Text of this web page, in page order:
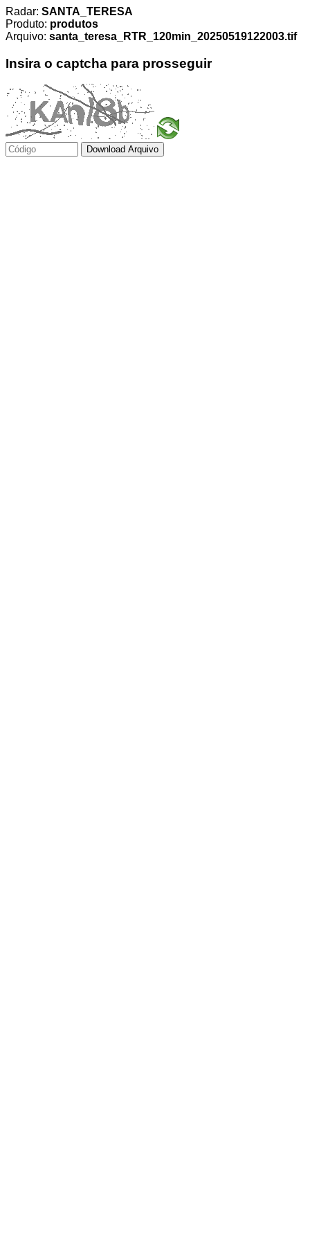
Radar: SANTA_TERESA
Produto: produtos
Arquivo: santa_teresa_RTR_120min_20250519122003.tif
Insira o captcha para prosseguir